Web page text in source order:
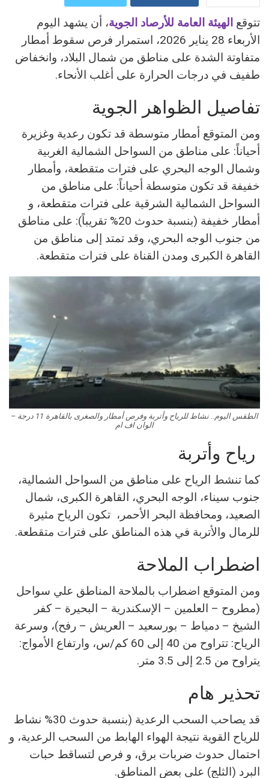
Google+
ReddIt
WhatsApp
Pinterest
البريد الالكتروني
تتوقع الهيئة العامة للأرصاد الجوية، أن يشهد اليوم
الأربعاء 28 يناير 2026، استمرار فرص سقوط أمطار
متفاوتة الشدة على مناطق من شمال البلاد، و​انخفاض
طفيف في درجات الحرارة على أغلب الأنحاء.
​تفاصيل الظواهر الجوية
ومن المتوقع ​أمطار متوسطة قد تكون رعدية وغزيرة
أحياناً: على مناطق من السواحل الشمالية الغربية
وشمال الوجه البحري على فترات متقطعة، و​أمطار
خفيفة قد تكون متوسطة أحياناً: على مناطق من
السواحل الشمالية الشرقية على فترات متقطعة، و​
أمطار خفيفة (بنسبة حدوث 20% تقريباً): على مناطق
من جنوب الوجه البحري، وقد تمتد إلى مناطق من
القاهرة الكبرى ومدن القناة على فترات متقطعة.
الطقس اليوم.. نشاط للرياح وأتربة وفرص أمطار والصغرى بالقاهرة 11 درجة –
الوان اف ام
​ رياح وأتربة
كما ​تنشط الرياح على مناطق من السواحل الشمالية،
جنوب سيناء، الوجه البحري، القاهرة الكبرى، شمال
الصعيد، ومحافظة البحر الأحمر، تكون الرياح مثيرة
للرمال والأتربة في هذه المناطق على فترات متقطعة.
اضطراب الملاحة
ومن المتوقع اضطراب بالملاحة ​المناطق علي سواحل
(مطروح – العلمين – الإسكندرية – البحيرة – كفر
الشيخ – دمياط – بورسعيد – العريش – رفح)، و​سرعة
الرياح: تتراوح من 40 إلى 60 كم/س، و​ارتفاع الأمواج:
يتراوح من 2.5 إلى 3.5 متر.
​تحذير هام
​قد يصاحب السحب الرعدية (بنسبة حدوث 30% ​نشاط
للرياح القوية نتيجة الهواء الهابط من السحب الرعدية، و​
احتمال حدوث ضربات برق، و فرص لتساقط حبات
البرد (الثلج) على بعض المناطق.